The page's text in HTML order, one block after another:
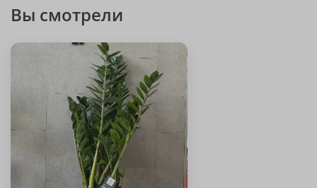
Вы смотрели